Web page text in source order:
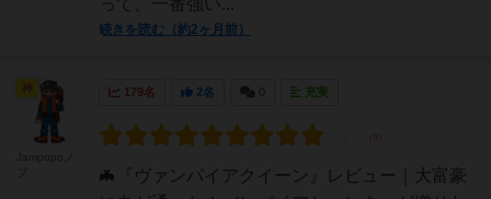
って、一番強い...
続きを読む（約2ヶ月前）
179名 2名 充実
🦇『ヴァンパイアクイーン』レビュー｜大富豪